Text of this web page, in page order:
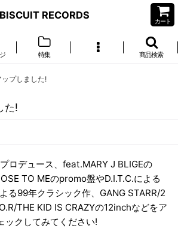
BISCUIT RECORDS
カート
特集 商品検索
プしました!
た!
ロデュース、feat.MARY J BLIGEの
TO MEのpromo盤やD.I.T.C.による
る99年クラシック作、GANG STARR/2
THE KID IS CRAZYの12inchなどをア
ックしてみてください!